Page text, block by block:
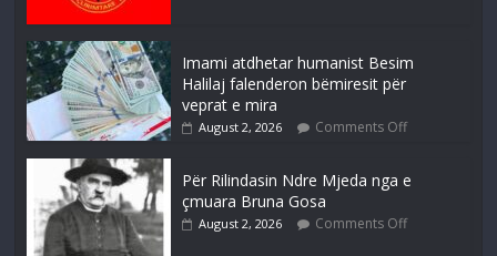
Imami atdhetar humanist Besim
Halilaj falenderon bëmiresit për
veprat e mira
August 2, 2026 Comments Off
Për Rilindasin Ndre Mjeda nga e
çmuara Bruna Gosa
August 2, 2026 Comments Off